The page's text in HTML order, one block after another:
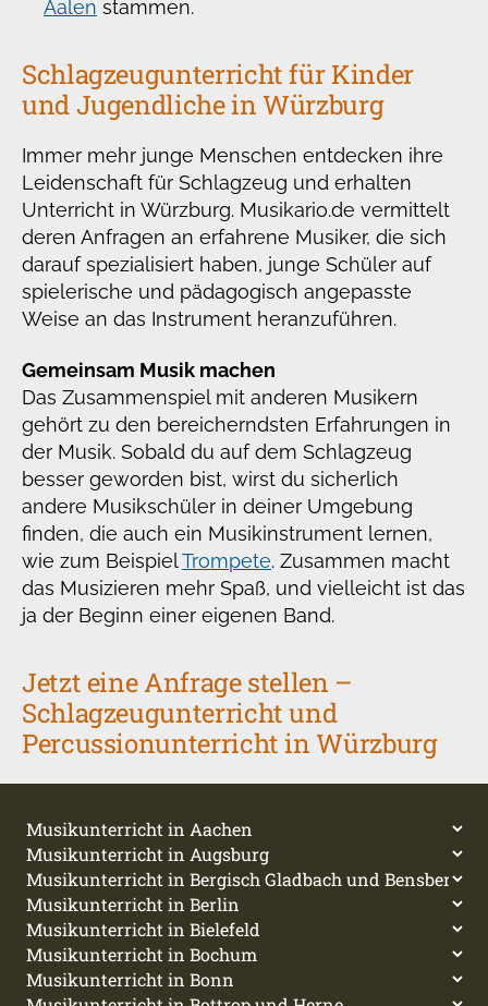
Aalen stammen.
Schlagzeugunterricht für Kinder
und Jugendliche in Würzburg
Immer mehr junge Menschen entdecken ihre
Leidenschaft für Schlagzeug und erhalten
Unterricht in Würzburg. Musikario.de vermittelt
deren Anfragen an erfahrene Musiker, die sich
darauf spezialisiert haben, junge Schüler auf
spielerische und pädagogisch angepasste
Weise an das Instrument heranzuführen.
Gemeinsam Musik machen
Das Zusammenspiel mit anderen Musikern
gehört zu den bereicherndsten Erfahrungen in
der Musik. Sobald du auf dem Schlagzeug
besser geworden bist, wirst du sicherlich
andere Musikschüler in deiner Umgebung
finden, die auch ein Musikinstrument lernen,
wie zum BeispielTrompete. Zusammen macht
das Musizieren mehr Spaß, und vielleicht ist das
ja der Beginn einer eigenen Band.
Jetzt eine Anfrage stellen –
Schlagzeugunterricht und
Percussionunterricht in Würzburg